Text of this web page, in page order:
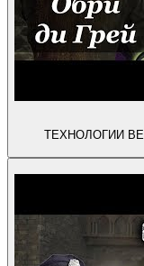
ТЕХНОЛОГИИ